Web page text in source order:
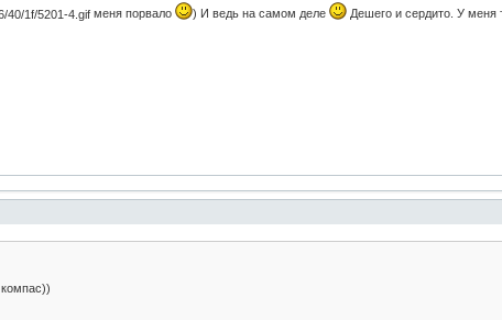
меня порвало ) И ведь на самом деле Дешего и сердито. У меня
компас))